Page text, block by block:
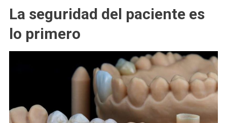
La seguridad del paciente es
lo primero